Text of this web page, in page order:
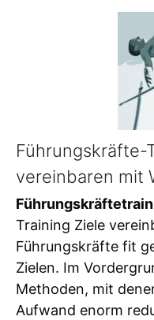
Führungskräfte-
vereinbaren mit
Training Ziele
Führungskräfte fit
Zielen. Im
Methoden, mit
Aufwand enorm